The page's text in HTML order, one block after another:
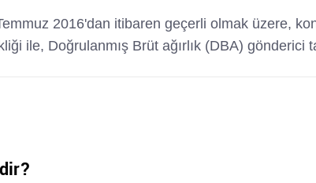
2016'dan itibaren geçerli olmak üzere,
ile, Doğrulanmış Brüt ağırlık (DBA)